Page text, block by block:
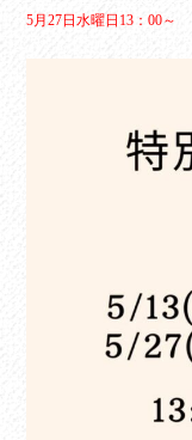
5月27日水曜日13：00～